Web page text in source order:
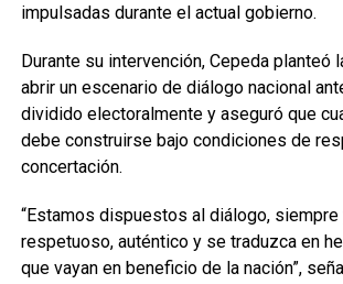
impulsadas durante el actual gobierno.
Durante su intervención, Cepeda planteó
abrir un escenario de diálogo nacional
dividido electoralmente y aseguró que
debe construirse bajo condiciones de
concertación.
“Estamos dispuestos al diálogo, siempre
respetuoso, auténtico y se traduzca en
que vayan en beneficio de la nación”,